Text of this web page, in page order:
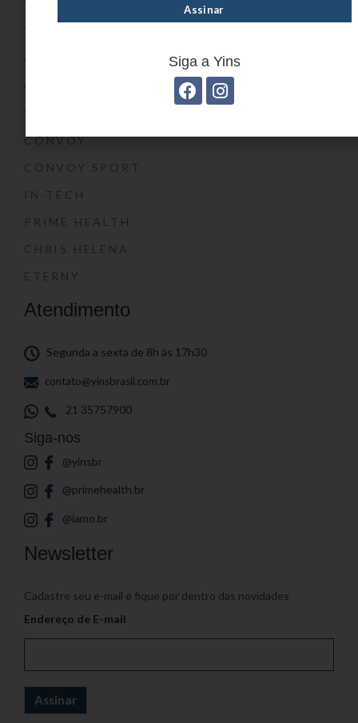
CONVOY
CONVOY SPORT
IN-TECH
PRIME HEALTH
CHRIS HELENA
ETERNY
Atendimento
Segunda a sexta de 8h às 17h30
contato@yinsbrasil.com.br
21 35757900
Siga-nos
@yinsbr
@primehealth.br
@iamo.br
Newsletter
Cadastre seu e-mail e fique por dentro das novidades
Endereço de E-mail
Siga a Yins